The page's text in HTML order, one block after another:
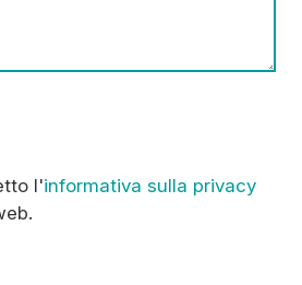
l'informativa sulla privacy